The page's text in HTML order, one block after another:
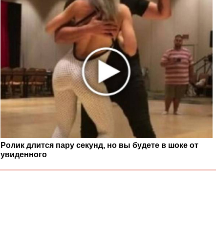
Ролик длится пару секунд, но вы будете в шоке от
увиденного